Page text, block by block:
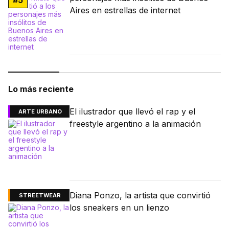
Aires en estrellas de internet
Lo más reciente
ARTE URBANO
El ilustrador que llevó el rap y el
freestyle argentino a la animación
STREETWEAR
Diana Ponzo, la artista que convirtió
los sneakers en un lienzo